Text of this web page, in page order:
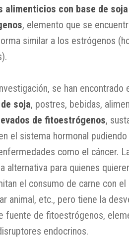
alimenticios con base de
, elemento que se
similar a los estrógenos
se han encontrado
soja, postres, bebidas,
de fitoestrógenos,
el sistema hormonal pudiendo
como el cáncer.
alternativa para quienes
el consumo de carne con
animal, etc., pero tiene la
fuente de fitoestrógenos,
endocrinos.